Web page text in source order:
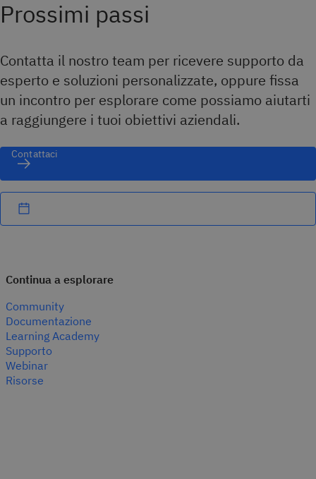
Prossimi passi
Contatta il nostro team per ricevere supporto da
esperto e soluzioni personalizzate, oppure fissa
un incontro per esplorare come possiamo aiutarti
a raggiungere i tuoi obiettivi aziendali.
Contattaci
Continua a esplorare
Community
Documentazione
Learning Academy
Supporto
Webinar
Risorse